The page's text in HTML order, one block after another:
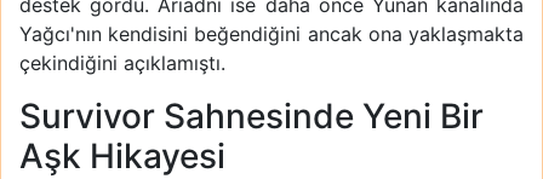
destek gördü. Ariadni ise daha önce Yunan kanalında
Yağcı'nın kendisini beğendiğini ancak ona yaklaşmakta
çekindiğini açıklamıştı.
Survivor Sahnesinde Yeni Bir
Aşk Hikayesi